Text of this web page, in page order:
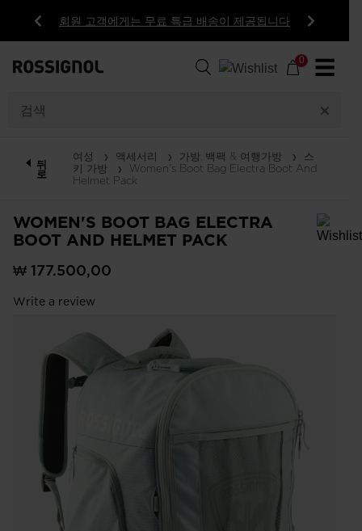
이
회원 고객에게는 무료 특급 배송이 제공됩니다
다
0 ☰
뒤
로
여성 액세서리 가방, 백팩 & 여행가방
스
키 가방
Women's Boot Bag Electra Boot And
Helmet Pack
WOMEN'S BOOT BAG ELECTRA
BOOT AND HELMET PACK
In order to add a product to the wishlist, please select a size
₩ 177.500,00
Write a review